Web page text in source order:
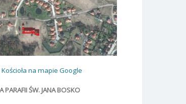
na mapie Google
PARAFII ŚW. JANA BOSKO